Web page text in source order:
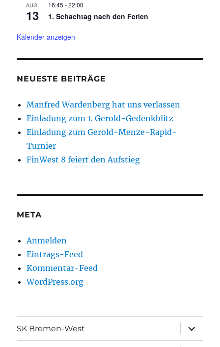
AUG.
13
16:45 -22:00
1. Schachtag nach den Ferien
Kalender anzeigen
NEUESTE BEITRÄGE
Manfred Wardenberg hat uns verlassen
Einladung zum 1. Gerold-Gedenkblitz
Einladung zum Gerold-Menze-Rapid-
Turnier
FinWest 8 feiert den Aufstieg
META
Anmelden
Eintrags-Feed
Kommentar-Feed
WordPress.org
SK Bremen-West
öffnen